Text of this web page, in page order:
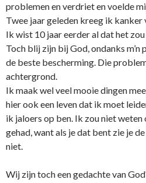
problemen en verdriet en voelde
Twee jaar geleden kreeg ik
Ik wist 10 jaar eerder al dat het
Toch blij zijn bij God, o­ndanks
de beste bescherming. Die
achtergrond.
Ik maak wel veel mooie dingen
hier ook een leven dat ik moet
ik jaloers op ben. Ik zou niet
gehad, want als je dat bent zie je
niet.
Wij zijn toch een gedachte van